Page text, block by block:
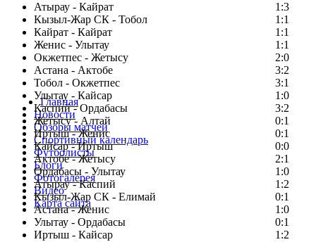
Атырау - Кайрат
1:3
Кызыл-Жар СК - Тобол
1:1
Кайрат - Кайрат
1:1
Женис - Улытау
1:1
Окжетпес - Жетысу
2:0
Астана - Актобе
3:2
Тобол - Окжетпес
3:1
Улытау - Кайсар
1:0
Каспий - Ордабасы
3:2
Жетысу - Алтай
0:1
Иртыш - Женис
0:1
Кайсар - Иртыш
0:0
Актобе - Жетысу
2:1
Ордабасы - Улытау
1:0
Атырау - Каспий
1:2
Кызыл-Жар СК - Елимай
0:1
Астана - Женис
1:0
Улытау - Ордабасы
0:1
Иртыш - Кайсар
1:2
Главная
Новости
Обзоры матчей
Спортивный календарь
Футболисты
Блоги
Фотогалерея
Видео
Карта сайта